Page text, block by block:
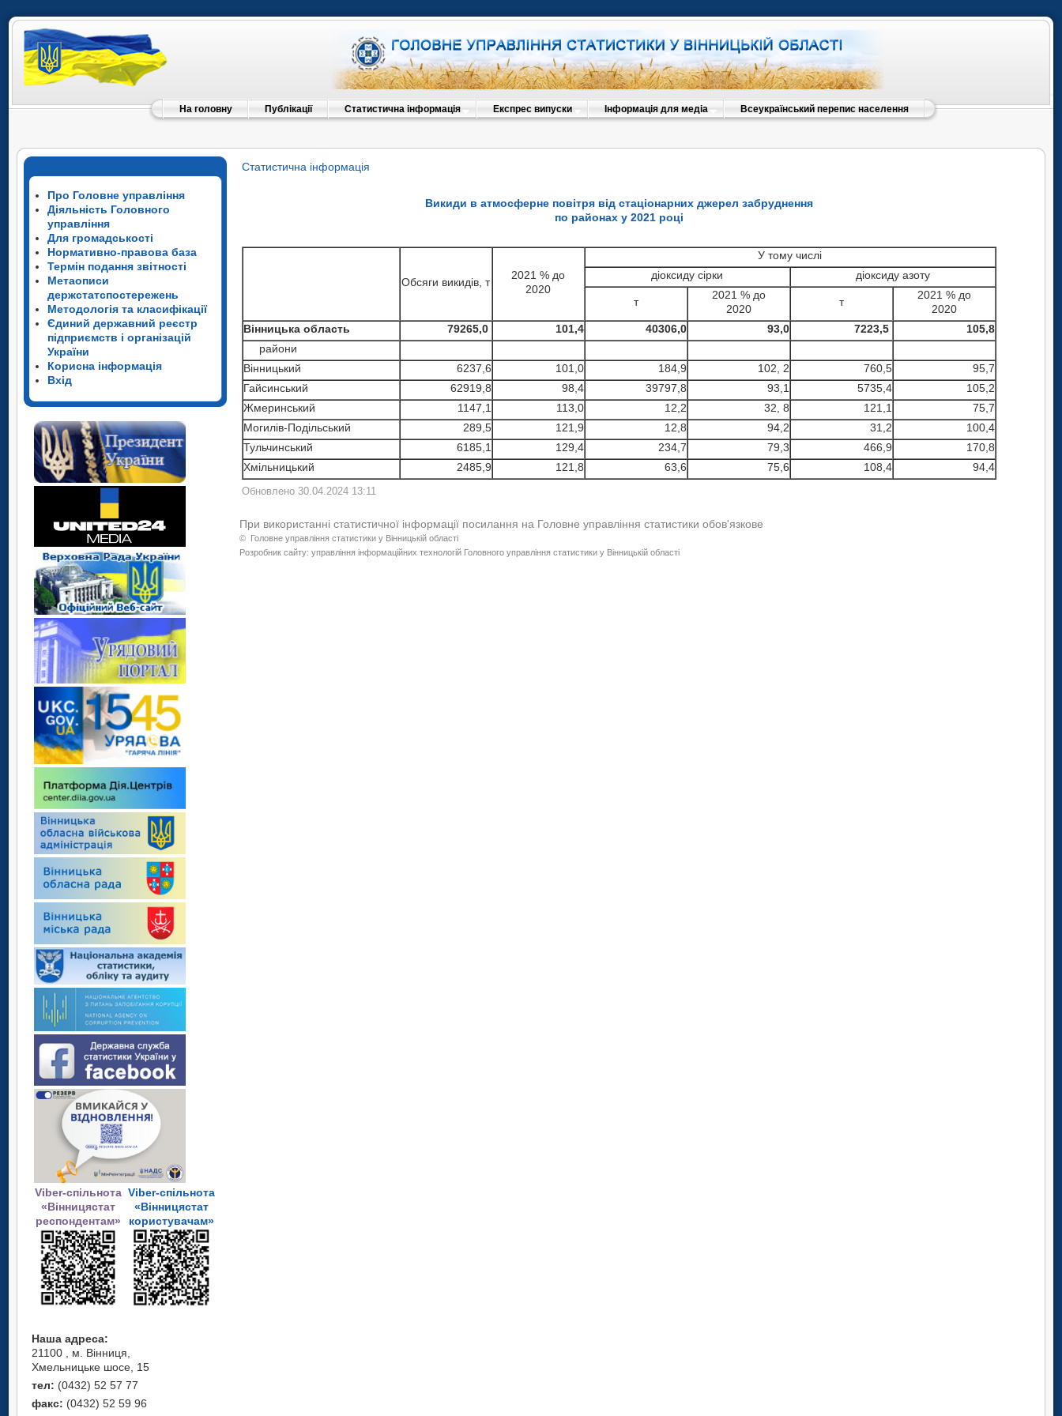
На головну Публікації Статистична інформація Експрес випуски Інформація для медіа Всеукраїнський перепис населення
Про Головне управління
Діяльність Головного
управління
Для громадськості
Нормативно-правова база
Термін подання звітності
Метаописи
держстатспостережень
Методологія та класифікації
Єдиний державний реєстр
підприємств і організацій
України
Корисна інформація
Вхід
Viber-спільнота
«Вінницястат
респондентам»
Viber-спільнота
«Вінницястат
користувачам»
Наша адреса:
21100 , м. Вінниця,
Хмельницьке шосе, 15
тел: (0432) 52 57 77
факс: (0432) 52 59 96
Статистична інформація
Викиди в атмосферне повітря від стаціонарних джерел забруднення
по районах у 2021 році
Обсяги викидів, т
2021 % до
2020
У тому числі
діоксиду сірки
діоксиду азоту
т
2021 % до
2020
т
2021 % до
2020
Вінницька область
79265,0 101,4 40306,0 93,0 7223,5
105,8
райони
Вінницький
6237,6 101,0 184,9 102, 2 760,5
95,7
Гайсинський
62919,8 98,4 39797,8 93,1 5735,4
105,2
Жмеринський
1147,1 113,0 12,2 32, 8 121,1
75,7
Могилів-Подільський
289,5 121,9 12,8 94,2 31,2
100,4
Тульчинський
6185,1 129,4 234,7 79,3 466,9
170,8
Хмільницький
2485,9 121,8 63,6 75,6 108,4 94,4
Обновлено 30.04.2024 13:11
При використанні статистичної інформації посилання на Головне управління статистики обов'язкове
© Головне управління статистики у Вінницькій області
Розробник сайту: управління інформаційних технологій Головного управління статистики у Вінницькій області